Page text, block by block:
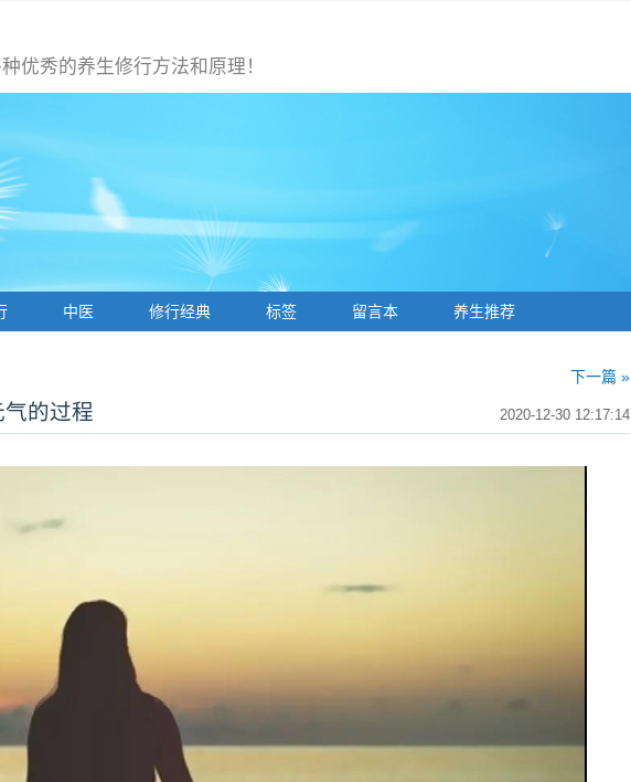
优秀的养生修行方法和原理！
中医 修行经典 标签 留言本 养生推荐
下一篇 »
2020-12-30 12:17:14
的过程